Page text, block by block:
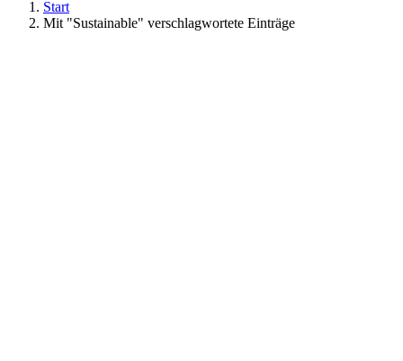
Start
Mit "Sustainable" verschlagwortete Einträge